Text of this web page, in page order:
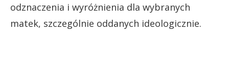
odznaczenia i wyróżnienia dla wybranych
matek, szczególnie oddanych ideologicznie.